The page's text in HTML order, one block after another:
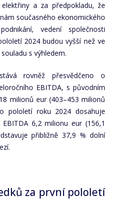
a za předpokladu, že
současného ekonomického
vedení společnosti
2024 budou vyšší než ve
s výhledem.
rovněž přesvědčeno o
EBITDA, s původním
milionů eur (403–453 milionů
pololetí roku 2024 dosahuje
6,2 milionu eur (156,1
přibližně 37,9 % dolní
za první pololetí